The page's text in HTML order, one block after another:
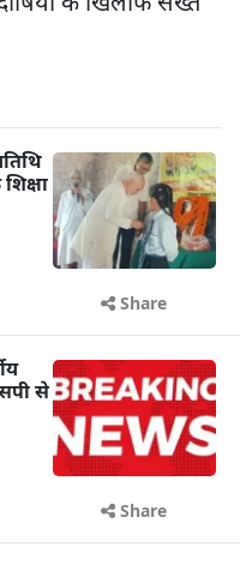
Share
से
Share